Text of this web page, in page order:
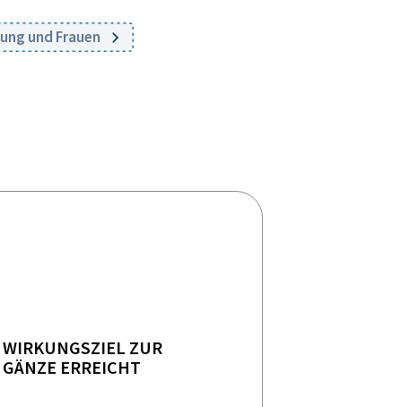
und Frauen
WIRKUNGSZIEL ZUR
GÄNZE ERREICHT